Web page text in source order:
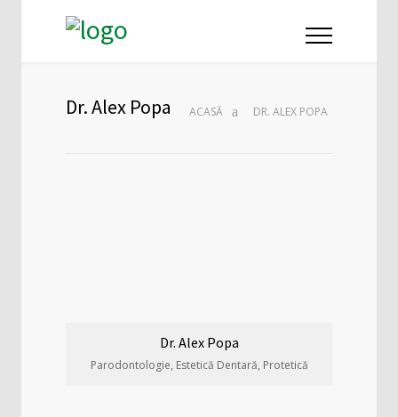
Dr. Alex Popa ACASĂ DR. ALEX POPA
Dr. Alex Popa
Parodontologie, Estetică Dentară, Protetică